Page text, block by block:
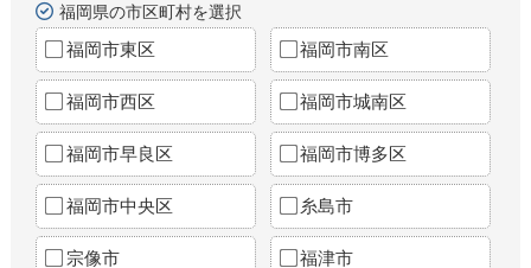
福岡県の市区町村を選択
福岡市東区 福岡市南区
福岡市西区 福岡市城南区
福岡市早良区 福岡市博多区
福岡市中央区 糸島市
宗像市 福津市